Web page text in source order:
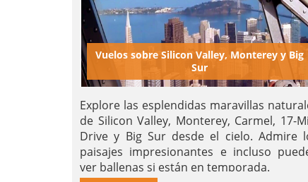
Vuelos sobre Silicon Valley, Monterey y Big
Sur
Explore las esplendidas maravillas
de Silicon Valley, Monterey, Carmel, 17-
Drive y Big Sur desde el cielo. Admire
paisajes impresionantes e incluso
ver ballenas si están en temporada.